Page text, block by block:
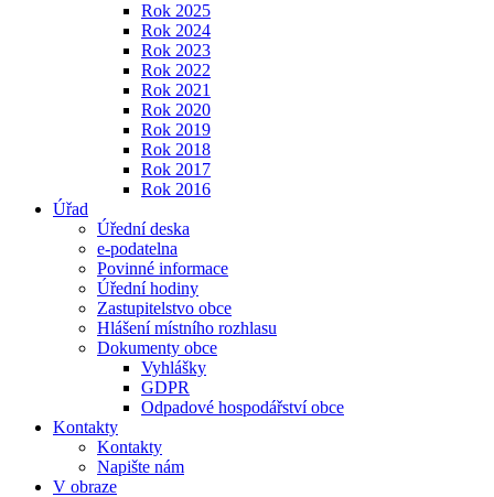
Rok 2025
Rok 2024
Rok 2023
Rok 2022
Rok 2021
Rok 2020
Rok 2019
Rok 2018
Rok 2017
Rok 2016
Úřad
Úřední deska
e-podatelna
Povinné informace
Úřední hodiny
Zastupitelstvo obce
Hlášení místního rozhlasu
Dokumenty obce
Vyhlášky
GDPR
Odpadové hospodářství obce
Kontakty
Kontakty
Napište nám
V obraze